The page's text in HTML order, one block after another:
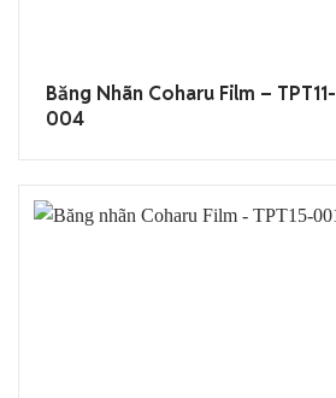
Băng Nhãn Coharu Film – TPT11-
004